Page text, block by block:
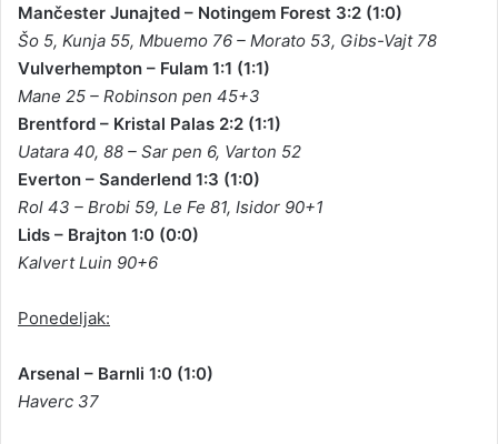
Mančester Junajted – Notingem Forest 3:2 (1:0)
Šo 5, Kunja 55, Mbuemo 76 – Morato 53, Gibs-Vajt 78
Vulverhempton – Fulam 1:1 (1:1)
Mane 25 – Robinson pen 45+3
Brentford – Kristal Palas 2:2 (1:1)
Uatara 40, 88 – Sar pen 6, Varton 52
Everton – Sanderlend 1:3 (1:0)
Rol 43 – Brobi 59, Le Fe 81, Isidor 90+1
Lids – Brajton 1:0 (0:0)
Kalvert Luin 90+6
Ponedeljak:
Arsenal – Barnli 1:0 (1:0)
Haverc 37